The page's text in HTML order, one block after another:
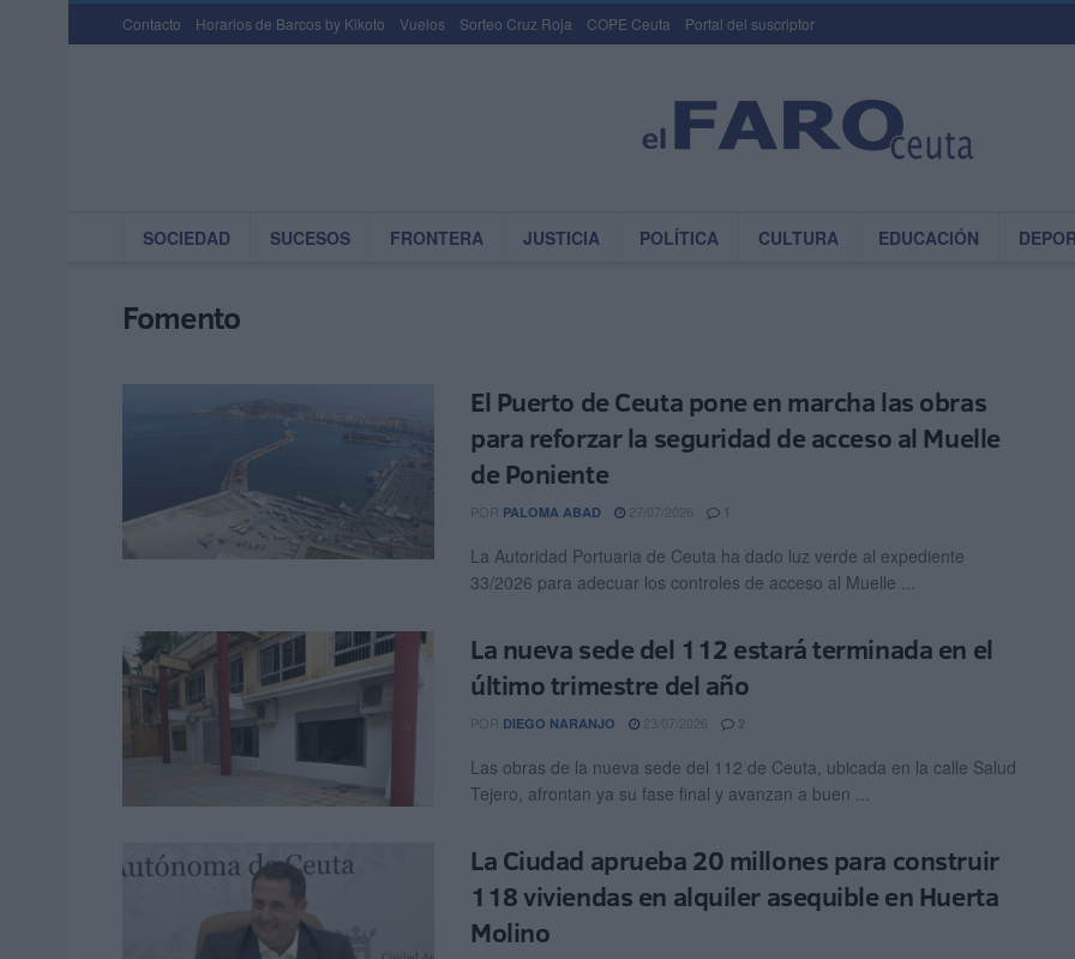
Contacto Horarios de Barcos by Kikoto Vuelos Sorteo Cruz Roja COPE Ceuta Portal del suscriptor
SOCIEDAD SUCESOS FRONTERA JUSTICIA POLÍTICA CULTURA EDUCACIÓN
Fomento
El Puerto de Ceuta pone en marcha las obras
para reforzar la seguridad de acceso al Muelle
de Poniente
POR PALOMA ABAD 27/07/2026 1
La Autoridad Portuaria de Ceuta ha dado luz verde al expediente
33/2026 para adecuar los controles de acceso al Muelle ...
La nueva sede del 112 estará terminada en el
último trimestre del año
POR DIEGO NARANJO 23/07/2026 2
Las obras de la nueva sede del 112 de Ceuta, ubicada en la calle Salud
Tejero, afrontan ya su fase final y avanzan a buen ...
La Ciudad aprueba 20 millones para construir
118 viviendas en alquiler asequible en Huerta
Molino